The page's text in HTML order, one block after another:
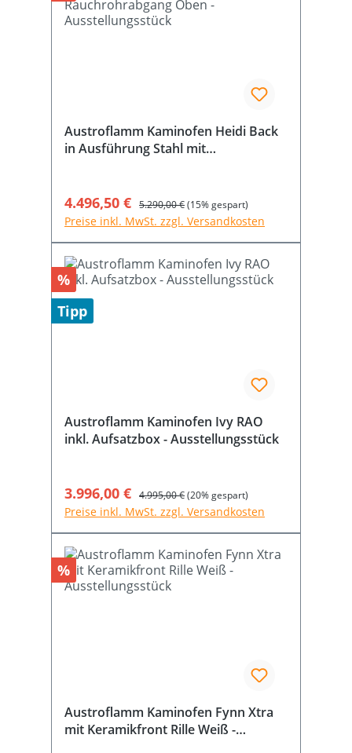
Austroflamm Kaminofen Heidi Back
in Ausführung Stahl mit
Verkaufspreis:
4.496,50 € Regulärer Preis:
5.290,00 €(15% gespart)
Preise inkl. MwSt. zzgl. Versandkosten
Rabatt
%
Tipp
Austroflamm Kaminofen Ivy RAO
inkl. Aufsatzbox - Ausstellungsstück
Verkaufspreis:
3.996,00 € Regulärer Preis:
4.995,00 €(20% gespart)
Preise inkl. MwSt. zzgl. Versandkosten
Rabatt
%
Austroflamm Kaminofen Fynn Xtra
mit Keramikfront Rille Weiß -